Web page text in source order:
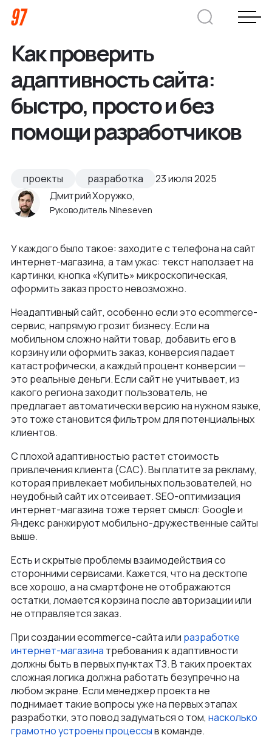
Дмитрий Хоружко
CEO Nineseven
Оставить заявку
Кейсы
Компания
Преимущества
Как мы ведем проекты
Политика конфиденциальности
Отзывы
Контакты
Заказная веб-разработка
Интеграции и омниканальность
Интеграция в вашу команду
UX\UI-дизайн и проектирование
Платформа e-commerce на Laravel
Разработка на 1С‑Битрикс
Разработка конфигураторов
Интернет-магазин для селлеров WB и Ozon
Отрасли
Автодилеры
Финансы
Ритейл
Телеком
Контакты
+375 (29) 32-78-146
info@nineseven.ru
Минск, Тимирязева 72/1
Москва, 2-я Тверская-Ямская 18, помещ.
7/2
Как проверить
адаптивность сайта:
быстро, просто и без
помощи разработчиков
проекты разработка
23 июля 2025
Дмитрий Хоружко,
Руководитель Nineseven
У каждого было такое: заходите с телефона на сайт
интернет-магазина, а там ужас: текст наползает на
картинки, кнопка «Купить» микроскопическая,
оформить заказ просто невозможно.
Неадаптивный сайт, особенно если это ecommerce-
сервис, напрямую грозит бизнесу. Если на
мобильном сложно найти товар, добавить его в
корзину или оформить заказ, конверсия падает
катастрофически, а каждый процент конверсии —
это реальные деньги. Если сайт не учитывает, из
какого региона заходит пользователь, не
предлагает автоматически версию на нужном языке,
это тоже становится фильтром для потенциальных
клиентов.
С плохой адаптивностью растет стоимость
привлечения клиента (CAC). Вы платите за рекламу,
которая привлекает мобильных пользователей, но
неудобный сайт их отсеивает. SEO-оптимизация
интернет-магазина тоже теряет смысл: Google и
Яндекс ранжируют мобильно-дружественные сайты
выше.
Есть и скрытые проблемы взаимодействия со
сторонними сервисами. Кажется, что на десктопе
все хорошо, а на смартфоне не отображаются
остатки, ломается корзина после авторизации или
не отправляется заказ.
При создании ecommerce-сайта или разработке
интернет-магазина требования к адаптивности
должны быть в первых пунктах ТЗ. В таких проектах
сложная логика должна работать безупречно на
любом экране. Если менеджер проекта не
поднимает такие вопросы уже на первых этапах
разработки, это повод задуматься о том, насколько
грамотно устроены процессыв команде.